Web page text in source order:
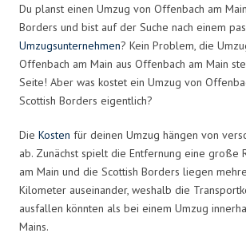
Du planst einen Umzug von Offenbach am
Borders und bist auf der Suche nach einem
Umzugsunternehmen? Kein Problem, die
Offenbach am Main aus Offenbach am Main
Seite! Aber was kostet ein Umzug von
Scottish Borders eigentlich?
Die Kosten für deinen Umzug hängen von
ab. Zunächst spielt die Entfernung eine große
am Main und die Scottish Borders liegen
Kilometer auseinander, weshalb die
ausfallen könnten als bei einem Umzug
Mains.